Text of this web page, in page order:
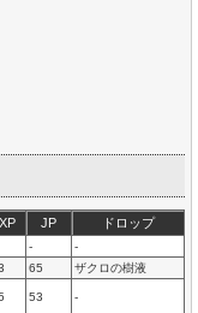
JP ドロップ
-
-
65
ザクロの樹液
53 -